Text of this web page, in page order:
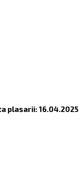
plasarii: 16.04.2025